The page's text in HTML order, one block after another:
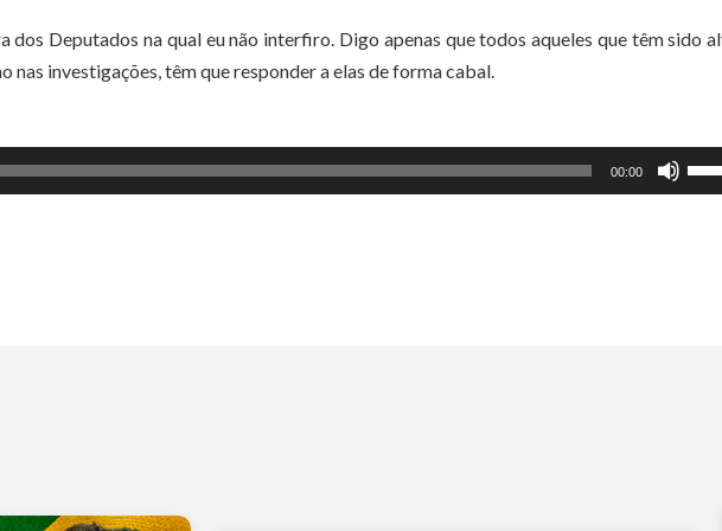
dos Deputados na qual eu não interfiro. Digo apenas que todos aqueles que têm sido
nas investigações, têm que responder a elas de forma cabal.
00:00
Use
as